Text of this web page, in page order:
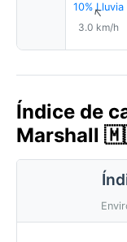
10% Lluvia
↑
3.0 km/h
Índice de
Marshall